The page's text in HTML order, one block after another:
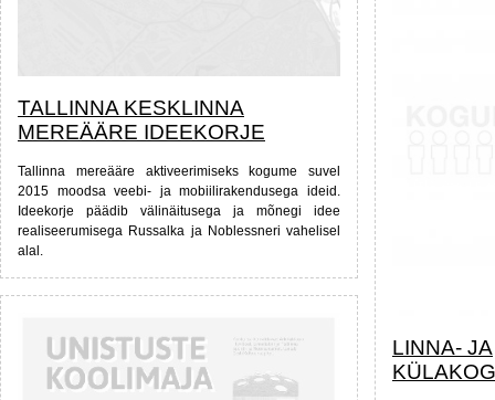
TALLINNA KESKLINNA
MEREÄÄRE IDEEKORJE
Tallinna mereääre aktiveerimiseks kogume suvel
2015 moodsa veebi- ja mobiilirakendusega ideid.
Ideekorje päädib välinäitusega ja mõnegi idee
realiseerumisega Russalka ja Noblessneri vahelisel
alal.
LINNA- JA